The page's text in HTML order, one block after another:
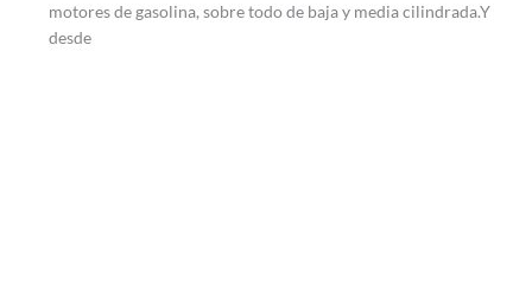
motores de gasolina, sobre todo de baja y media cilindrada.Y
desde